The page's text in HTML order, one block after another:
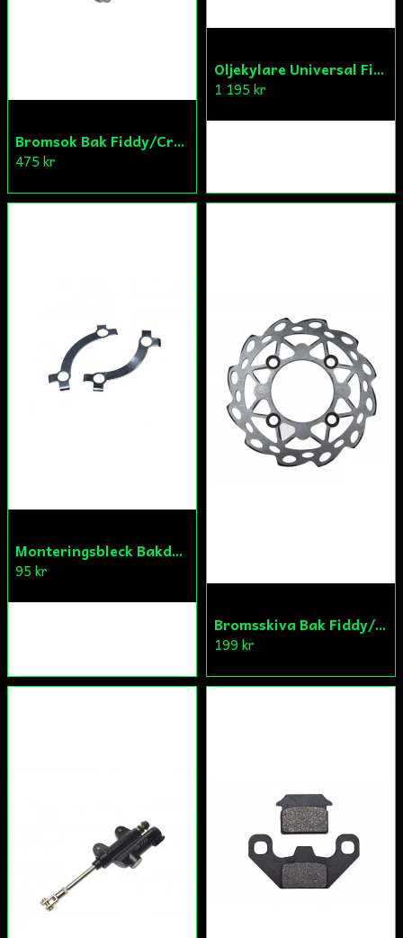
Bromsok Bak Fiddy/Cross
475 kr
Oljekylare Universal Fiddy/Cross/ATV
1 195 kr
Monteringsbleck Bakdrev Fiddy/Cross
95 kr
Bromsskiva Bak Fiddy/Cross
199 kr